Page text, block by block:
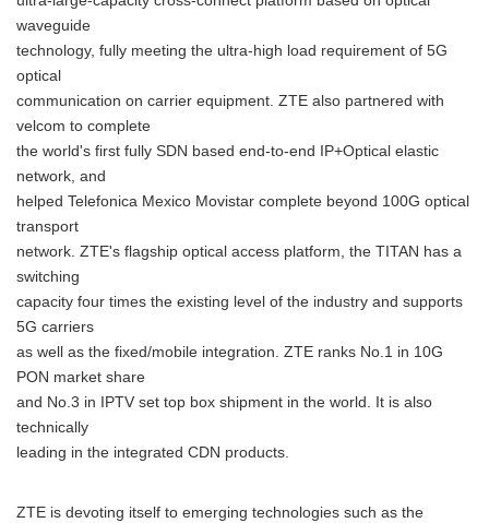
waveguide
technology, fully meeting the ultra-high load requirement of 5G
optical
communication on carrier equipment. ZTE also partnered with
velcom to complete
the world's first fully SDN based end-to-end IP+Optical elastic
network, and
helped Telefonica Mexico Movistar complete beyond 100G optical
transport
network. ZTE's flagship optical access platform, the TITAN has a
switching
capacity four times the existing level of the industry and supports
5G carriers
as well as the fixed/mobile integration. ZTE ranks No.1 in 10G
PON market share
and No.3 in IPTV set top box shipment in the world. It is also
technically
leading in the integrated CDN products.
ZTE is devoting itself to emerging technologies such as the
English